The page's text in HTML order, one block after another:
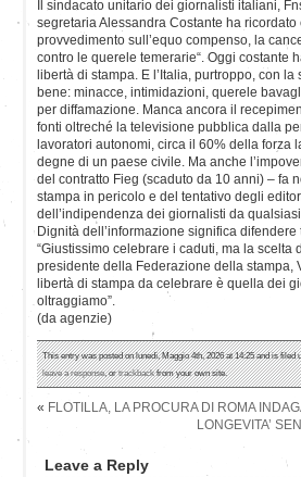
Il sindacato unitario dei giornalisti italiani,
segretaria Alessandra Costante ha
provvedimento sull’equo compenso, la
contro le querele temerarie“. Oggi costante
libertà di stampa. E l’Italia, purtroppo, con
bene: minacce, intimidazioni, querele
per diffamazione. Manca ancora il
fonti oltreché la televisione pubblica dalla
lavoratori autonomi, circa il 60% della
degne di un paese civile. Ma anche
del contratto Fieg (scaduto da 10 anni) – fa
stampa in pericolo e del tentativo degli
dell’indipendenza dei giornalisti da
Dignità dell’informazione significa
“Giustissimo celebrare i caduti, ma la scelta
presidente della Federazione della stampa,
libertà di stampa da celebrare è quella dei
oltraggiamo”.
(da agenzie)
This entry was posted on lunedì, Maggio 4th, 2026 at 14:25 and is filed
leave a response, ortrackbackfrom your own site.
« FLOTILLA, LA PROCURA DI ROMA
LONGEVITA’
Leave a Reply